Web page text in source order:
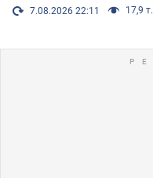
7.08.2026 22:11 17,9 т.